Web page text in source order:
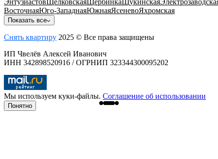
ВосточнаяЮго-ЗападнаяЮжнаяЯсеневоЯхромская
Показать все
Снять квартиру 2025 © Все права защищены
ИП Чвелёв Алексей Иванович
ИНН 342898520916 / ОГРНИП 323344300095202
Мы используем куки-файлы. Соглашение об использовании
Понятно